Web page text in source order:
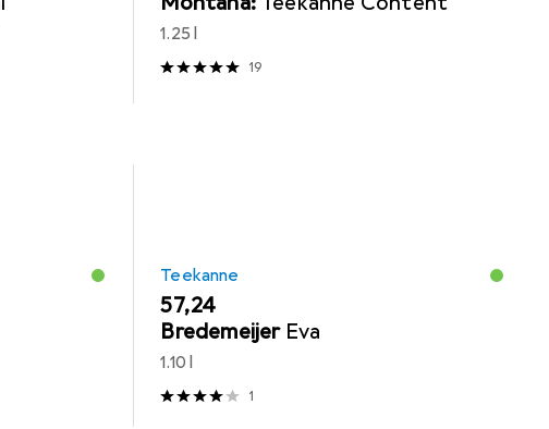
1.25 l
19
Teekanne
EUR
57,24
Bredemeijer Eva
1.10 l
1